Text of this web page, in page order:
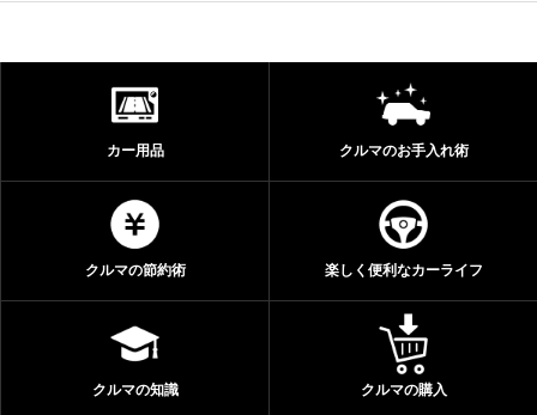
カー用品 クルマのお手入れ術
クルマの節約術 楽しく便利なカーライフ
クルマの知識 クルマの購入